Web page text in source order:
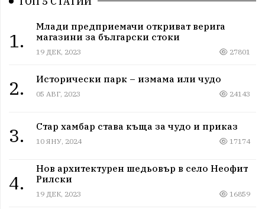
1.
Млади предприемачи откриват верига
магазини за български стоки
19 ДЕК, 2023 27801
2. Исторически парк – измама или чудо
05 АВГ, 2023 24143
3. Стар хамбар става къща за чудо и приказ
10 ЯНУ, 2024 17174
4.
Нов архитектурен шедьовър в село Неофит
Рилски
19 ДЕК, 2023 16859